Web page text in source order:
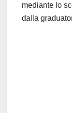
mediante lo
dalla